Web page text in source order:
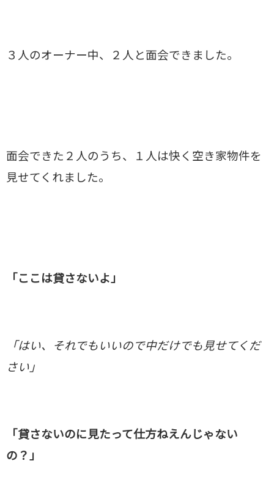
３人のオーナー中、２人と面会できました。
面会できた２人のうち、１人は快く空き家物件を
見せてくれました。
「ここは貸さないよ」
「はい、それでもいいので中だけでも見せてくだ
さい」
「貸さないのに見たって仕方ねえんじゃない
の？」